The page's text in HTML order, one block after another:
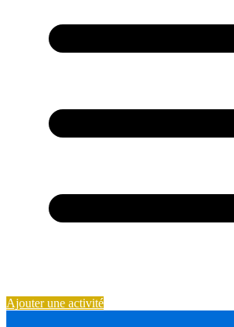
Ajouter une activité